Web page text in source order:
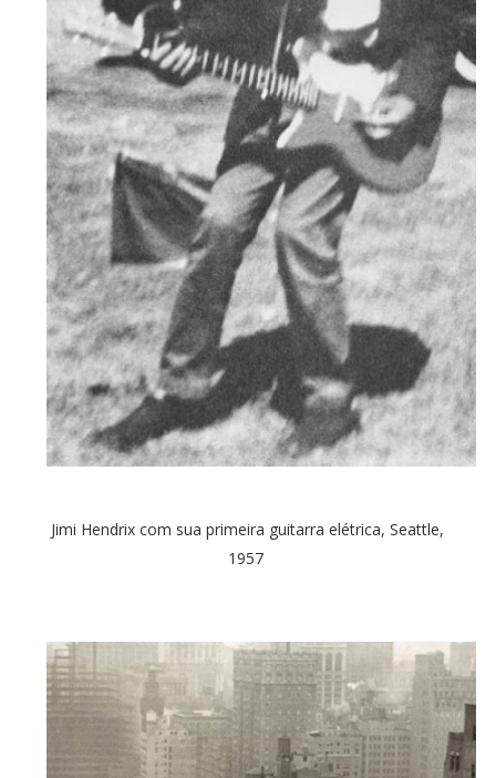
Jimi Hendrix com sua primeira guitarra elétrica, Seattle,
1957